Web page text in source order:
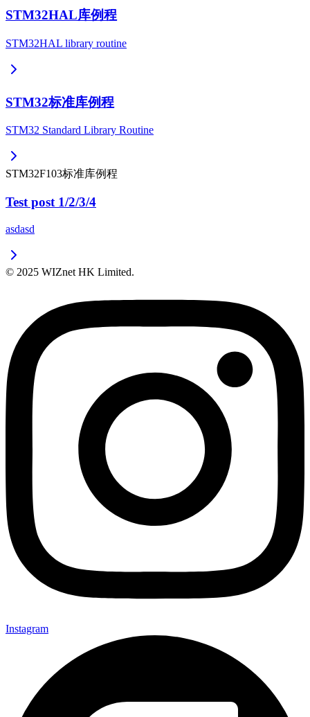
STM32HAL库例程
STM32HAL library routine
STM32标准库例程
STM32 Standard Library Routine
STM32F103标准库例程
Test post 1/2/3/4
asdasd
© 2025 WIZnet HK Limited.
Instagram